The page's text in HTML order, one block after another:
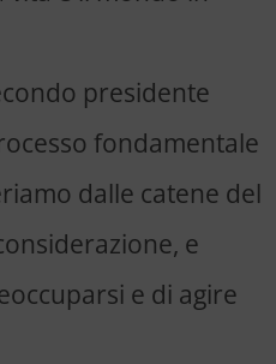
presidente
fondamentale
dalle catene del
e
e di agire